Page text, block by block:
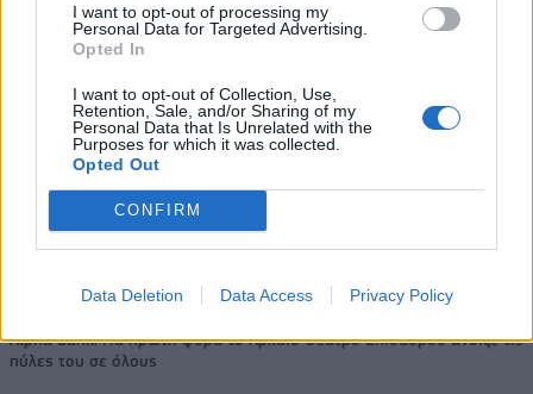
I want to opt-out of processing my
Personal Data for Targeted Advertising.
Opted In
I want to opt-out of Collection, Use,
Retention, Sale, and/or Sharing of my
Personal Data that Is Unrelated with the
Purposes for which it was collected.
Opted Out
CONFIRM
Data Deletion Data Access Privacy Policy
18.990 ευρώ
συνεχίζουν μαζί: Ανανέωση της
συνεργασίας τους μέχρι το
2028
18η συνεχόμενη χρονιά για τον ΟΤΕ στη διεθνή σειρά δεικτών
FTSE4Good
Alpha Bank: Για πρώτη φορά το Αρχαίο Θέατρο Επιδαύρου άνοιξε τις
πύλες του σε όλους